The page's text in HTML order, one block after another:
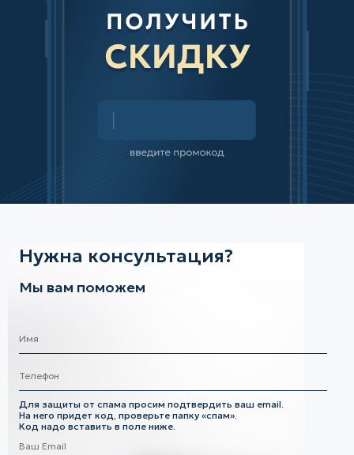
Нужна консультация?
Мы вам поможем
Для защиты от спама просим подтвердить ваш email.
На него придет код, проверьте папку «спам».
Код надо вставить в поле ниже.